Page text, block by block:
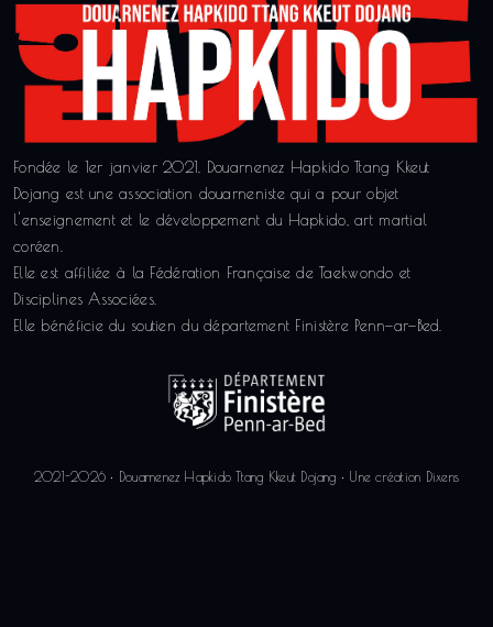
Fondée le 1er janvier 2021, Douarnenez Hapkido Ttang Kkeut
Dojang est une association douarneniste qui a pour objet
l'enseignement et le développement du Hapkido, art martial
coréen.
Elle est affiliée à la Fédération Française de Taekwondo et
Disciplines Associées.
Elle bénéficie du soutien du département Finistère Penn—ar—Bed.
2021-2026 • Douarnenez Hapkido Ttang Kkeut Dojang • Une création Dixens